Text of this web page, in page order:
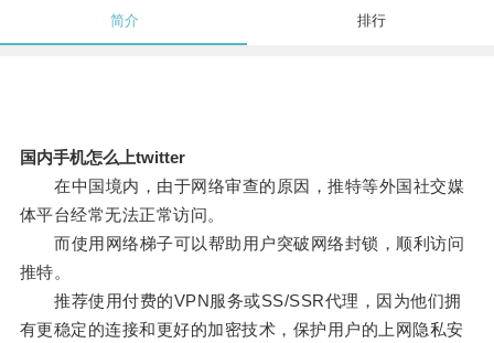
简介 排行
国内手机怎么上twitter
在中国境内，由于网络审查的原因，推特等外国社交媒
体平台经常无法正常访问。
而使用网络梯子可以帮助用户突破网络封锁，顺利访问
推特。
推荐使用付费的VPN服务或SS/SSR代理，因为他们拥
有更稳定的连接和更好的加密技术，保护用户的上网隐私安